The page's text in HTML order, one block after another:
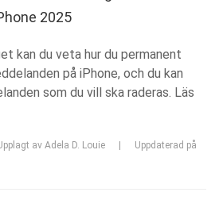
2025
kan du veta hur du permanent
på iPhone, och du kan
som du vill ska raderas. Läs
av Adela D. Louie
Uppdaterad på